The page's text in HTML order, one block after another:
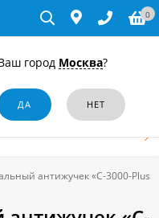
город Москва?
0
антижучек «C-3000-Plus»